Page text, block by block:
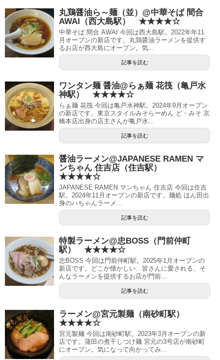
丸鶏醤油ら～麺（並）@中華そば 間合
AWAI（西大島駅） ★★★★☆
中華そば 間合 AWAI 今回は西大島駅。2022年年11
月オープンの新店です。丸鶏醤油ラーメンを提供す
るお店が西大島にオープン。気...
記事を読む
ワンタン麺 醤油@らぁ麺 花筏（亀戸水
神駅） ★★★★☆
らぁ麺 花筏 今回は亀戸水神駅。2024年9月オープン
の新店です。東京スタイルみそらーめん ど・みそ 京
橋本店出身の店主さんが亀戸水...
記事を読む
醤油ラーメン@JAPANESE RAMEN マ
ンちゃん 住吉店（住吉駅）
★★★★☆
JAPANESE RAMEN マンちゃん 住吉店 今回は住吉
駅。2024年11月オープンの新店です。麺処 ほん田出
身のハちゃんラーメ...
記事を読む
特製ラーメン@忠BOSS（門前仲町
駅） ★★★★☆
忠BOSS 今回は門前仲町駅。2025年1月オープンの
新店です。どこか懐かしい…皆さんに愛される、そ
んなラーメンを提供するお店が門前...
記事を読む
ラーメン@宮元製麺（南砂町駅）
★★★★☆
宮元製麺 今回は南砂町駅。2023年3月オープンの新
店です。蒲田の煮干しつけ麺 宮元の3号店が南砂町
にオープン。気になって向かってみ...